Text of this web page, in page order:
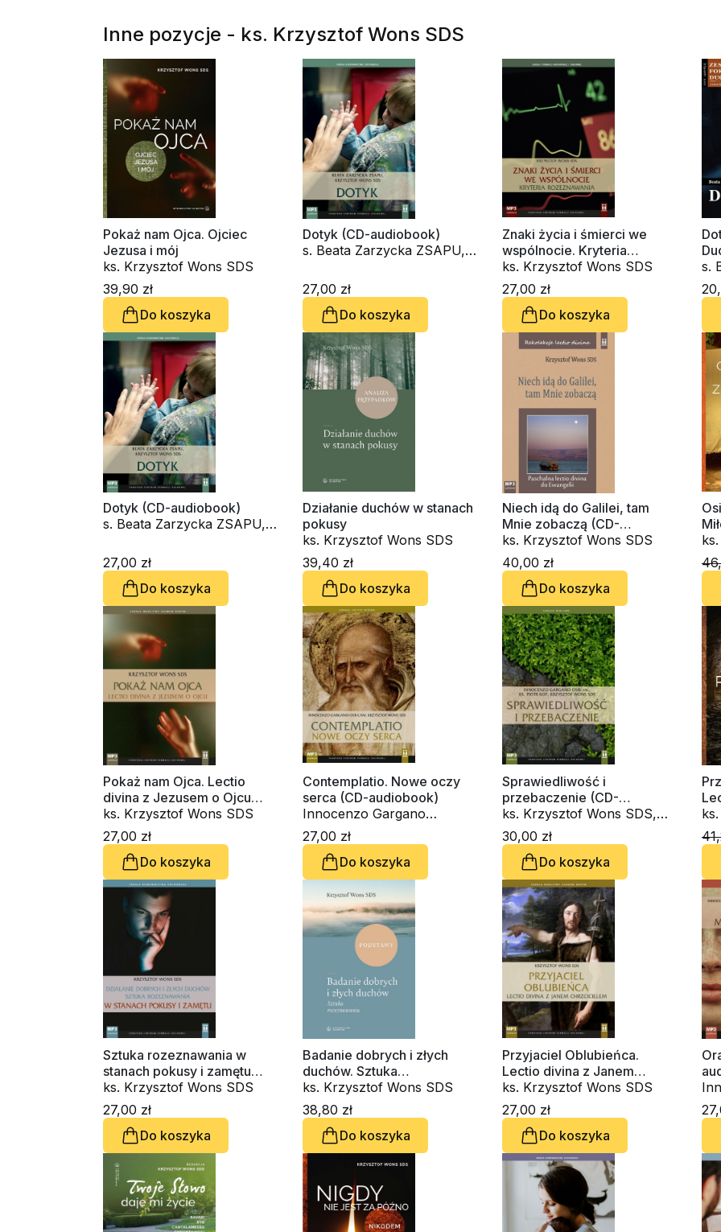
Inne pozycje - ks. Krzysztof Wons SDS
Pokaż nam Ojca. Ojciec
Jezusa i mój
ks. Krzysztof Wons SDS
39,90 zł
Do koszyka
Dotyk (CD-audiobook)
s. Beata Zarzycka ZSAPU,
27,00 zł
Do koszyka
Znaki życia i śmierci we
wspólnocie. Kryteria
rozeznawania (CD-
audiobook)
ks. Krzysztof Wons SDS
27,00 zł
Do koszyka
s.
Dotyk (CD-audiobook)
s. Beata Zarzycka ZSAPU,
27,00 zł
Do koszyka
Działanie duchów w stanach
pokusy
ks. Krzysztof Wons SDS
39,40 zł
Do koszyka
Niech idą do Galilei, tam
Mnie zobaczą (CD-
audiobook)
ks. Krzysztof Wons SDS
40,00 zł
Do koszyka
Pokaż nam Ojca. Lectio
divina z Jezusem o Ojcu
(CD-audiobook)
ks. Krzysztof Wons SDS
27,00 zł
Do koszyka
Contemplatio. Nowe oczy
serca (CD-audiobook)
Innocenzo Gargano
OSBCam., ks. Krzysztof
Wons SDS
27,00 zł
Do koszyka
Sprawiedliwość i
przebaczenie (CD-
audiobook)
ks. Krzysztof Wons SDS,
ks. Piotr Kot, Innocenzo
Gargano OSBCam.
30,00 zł
Do koszyka
Sztuka rozeznawania w
stanach pokusy i zamętu
(CD-audiobook)
ks. Krzysztof Wons SDS
27,00 zł
Do koszyka
Badanie dobrych i złych
duchów. Sztuka
rozeznawania
ks. Krzysztof Wons SDS
38,80 zł
Do koszyka
Przyjaciel Oblubieńca.
Lectio divina z Janem
Chrzcicielem (CD-
audiobook)
ks. Krzysztof Wons SDS
27,00 zł
Do koszyka